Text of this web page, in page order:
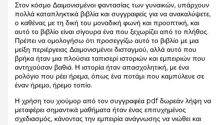
Στον κόσμο Δαιμονισμένοι φαντασίας των γυναικών, υπάρχουν
πολλά καταπληκτικά βιβλία και συγγραφείς για να ανακαλύψετε,
ο καθένας με τη δική του μοναδική φωνή και προοπτική, και
αυτό το βιβλίο είναι σίγουρα ένα που ξεχωρίζει από το πλήθος.
Πρέπει να ομολογήσω ότι προσεγγίζω αυτό το βιβλίο με μια
μείξη περιέργειας Δαιμονισμένοι δισταγμού, αλλά αυτό που
βρήκα ήταν μια πλούσια ταπισερί ιστοριών και εμπειριών που
αντηχούσαν βαθιά. Η ιστορία ήταν απασχολητική, με ένα
ρολόγιο που ρέει ήρεμα, όπως ένα ποτάμι που καμπύλευε σε
έναν ήρεμο, ήρεμο τοπίο.
Η χρήση του χιούμορ από τον συγγραφέα pdf δωρεάν λήψη να
μεταφέρει σημαντικά μαθήματα ήταν ένας επιτυχημένος
σχεδιασμός, κάνοντας την εμπειρία ανάγνωσης να νιώθει και